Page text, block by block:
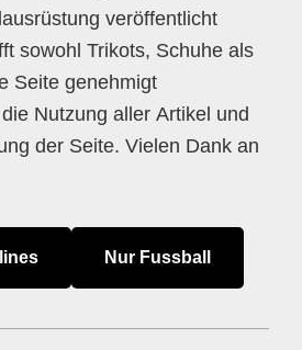
veröffentlicht
sowohl Trikots, Schuhe als
Seite genehmigt
Nutzung aller Artikel und
der Seite. Vielen Dank an
Nur Fussball